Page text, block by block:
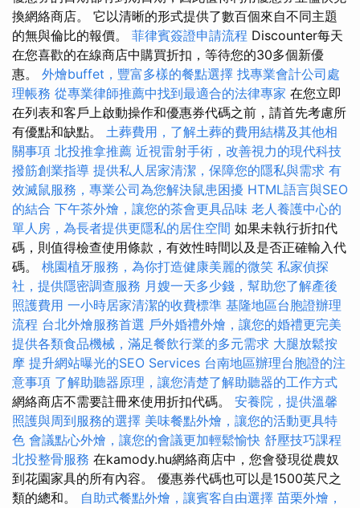
換網絡商店。 它以清晰的形式提供了數百個來自不同主題
的無與倫比的報價。 菲律賓簽證申請流程 Discounter每天
在您喜歡的在線商店中購買折扣，等待您的30多個新優
惠。 外燴buffet，豐富多樣的餐點選擇 找專業會計公司處
理帳務 從專業律師推薦中找到最適合的法律專家 在您立即
在列表和客戶上啟動操作和優惠券代碼之前，請首先考慮所
有優點和缺點。 土葬費用，了解土葬的費用結構及其他相
關事項 北投推拿推薦 近視雷射手術，改善視力的現代科技
撥筋創業指導 提供私人居家清潔，保障您的隱私與需求 有
效滅鼠服務，專業公司為您解決鼠患困擾 HTML語言與SEO
的結合 下午茶外燴，讓您的茶會更具品味 老人養護中心的
單人房，為長者提供更隱私的居住空間 如果未執行折扣代
碼，則值得檢查使用條款，有效性時間以及是否正確輸入代
碼。 桃園植牙服務，為你打造健康美麗的微笑 私家偵探
社，提供隱密調查服務 月嫂一天多少錢，幫助您了解產後
照護費用 一小時居家清潔的收費標準 基隆地區台胞證辦理
流程 台北外燴服務首選 戶外婚禮外燴，讓您的婚禮更完美
提供各類食品機械，滿足餐飲行業的多元需求 大腿放鬆按
摩 提升網站曝光的SEO Services 台南地區辦理台胞證的注
意事項 了解助聽器原理，讓您清楚了解助聽器的工作方式
網絡商店不需要註冊來使用折扣代碼。 安養院，提供溫馨
照護與周到服務的選擇 美味餐點外燴，讓您的活動更具特
色 會議點心外燴，讓您的會議更加輕鬆愉快 舒壓技巧課程
北投整骨服務 在kamody.hu網絡商店中，您會發現從農奴
到花園家具的所有內容。 優惠券代碼也可以是1500英尺之
類的總和。 自助式餐點外燴，讓賓客自由選擇 苗栗外燴，